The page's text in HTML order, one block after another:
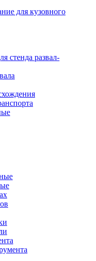
для кузовного
стенда развал-